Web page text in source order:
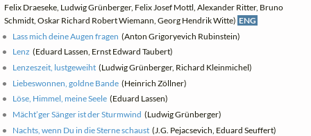
Felix Draeseke, Ludwig Grünberger, Felix Josef Mottl, Alexander Ritter, Bruno
Schmidt, Oskar Richard Robert Wiemann, Georg Hendrik Witte) ENG
Lass mich deine Augen fragen (Anton Grigoryevich Rubinstein)
Lenz (Eduard Lassen, Ernst Edward Taubert)
Lenzeszeit, lustgeweiht (Ludwig Grünberger, Richard Kleinmichel)
Liebeswonnen, goldne Bande (Heinrich Zöllner)
Löse, Himmel, meine Seele (Eduard Lassen)
Mächt’ger Sänger ist der Sturmwind (Ludwig Grünberger)
Nachts, wenn Du in die Sterne schaust (J.G. Pejacsevich, Eduard Seuffert)